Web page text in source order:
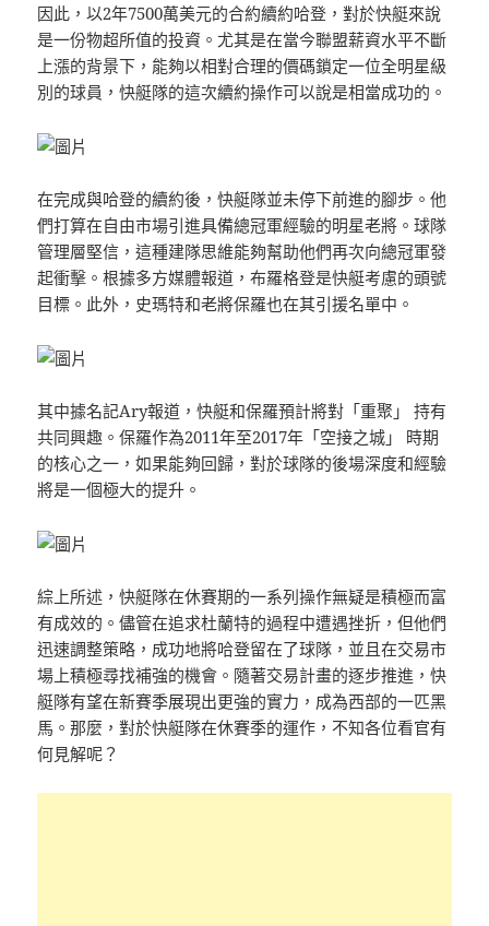
因此，以2年7500萬美元的合約續約哈登，對於快艇來說
是一份物超所值的投資。尤其是在當今聯盟薪資水平不斷
上漲的背景下，能夠以相對合理的價碼鎖定一位全明星級
別的球員，快艇隊的這次續約操作可以說是相當成功的。
在完成與哈登的續約後，快艇隊並未停下前進的腳步。他
們打算在自由市場引進具備總冠軍經驗的明星老將。球隊
管理層堅信，這種建隊思維能夠幫助他們再次向總冠軍發
起衝擊。根據多方媒體報道，布羅格登是快艇考慮的頭號
目標。此外，史瑪特和老將保羅也在其引援名單中。
其中據名記Ary報道，快艇和保羅預計將對「重聚」 持有
共同興趣。保羅作為2011年至2017年「空接之城」 時期
的核心之一，如果能夠回歸，對於球隊的後場深度和經驗
將是一個極大的提升。
綜上所述，快艇隊在休賽期的一系列操作無疑是積極而富
有成效的。儘管在追求杜蘭特的過程中遭遇挫折，但他們
迅速調整策略，成功地將哈登留在了球隊，並且在交易市
場上積極尋找補強的機會。隨著交易計畫的逐步推進，快
艇隊有望在新賽季展現出更強的實力，成為西部的一匹黑
馬。那麼，對於快艇隊在休賽季的運作，不知各位看官有
何見解呢？